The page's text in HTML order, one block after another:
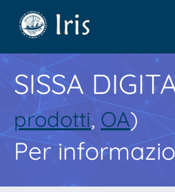
SISSA
prodotti, OA)
Per